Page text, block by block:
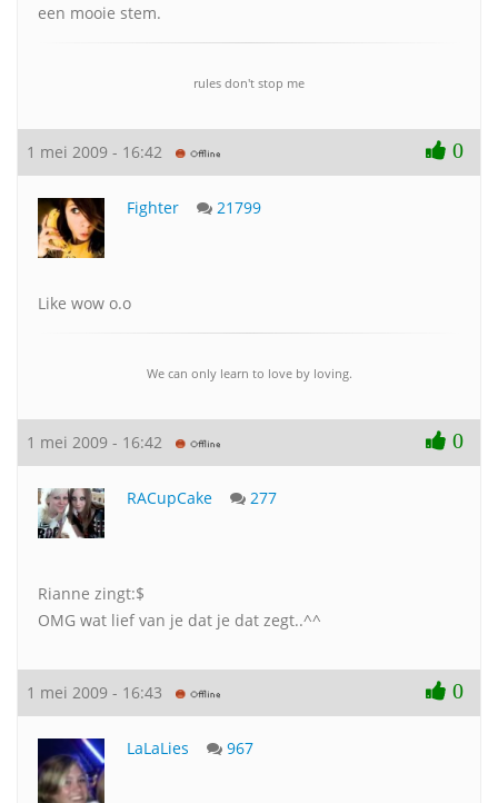
een mooie stem.
rules don't stop me
1 mei 2009 - 16:42 0
Fighter 21799
Like wow o.o
We can only learn to love by loving.
1 mei 2009 - 16:42 0
RACupCake 277
Rianne zingt:$
OMG wat lief van je dat je dat zegt..^^
1 mei 2009 - 16:43 0
LaLaLies 967